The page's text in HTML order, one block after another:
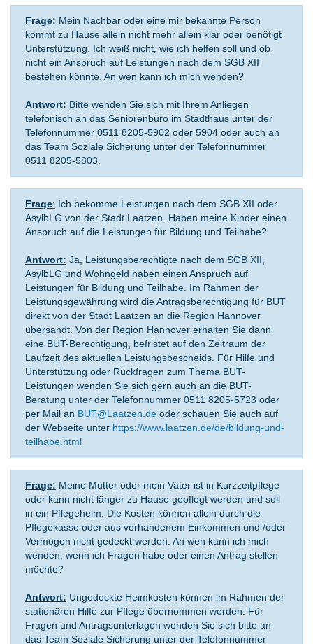
Frage: Mein Nachbar oder eine mir bekannte Person
kommt zu Hause allein nicht mehr allein klar oder benötigt
Unterstützung. Ich weiß nicht, wie ich helfen soll und ob
nicht ein Anspruch auf Leistungen nach dem SGB XII
bestehen könnte. An wen kann ich mich wenden?
Antwort: Bitte wenden Sie sich mit Ihrem Anliegen
telefonisch an das Seniorenbüro im Stadthaus unter der
Telefonnummer 0511 8205-5902 oder 5904 oder auch an
das Team Soziale Sicherung unter der Telefonnummer
0511 8205-5803.
Frage: Ich bekomme Leistungen nach dem SGB XII oder
AsylbLG von der Stadt Laatzen. Haben meine Kinder einen
Anspruch auf die Leistungen für Bildung und Teilhabe?
Antwort: Ja, Leistungsberechtigte nach dem SGB XII,
AsylbLG und Wohngeld haben einen Anspruch auf
Leistungen für Bildung und Teilhabe. Im Rahmen der
Leistungsgewährung wird die Antragsberechtigung für BUT
direkt von der Stadt Laatzen an die Region Hannover
übersandt. Von der Region Hannover erhalten Sie dann
eine BUT-Berechtigung, befristet auf den Zeitraum der
Laufzeit des aktuellen Leistungsbescheids. Für Hilfe und
Unterstützung oder Rückfragen zum Thema BUT-
Leistungen wenden Sie sich gern auch an die BUT-
Beratung unter der Telefonnummer 0511 8205-5723 oder
per Mail an BUT@Laatzen.de oder schauen Sie auch auf
der Webseite unter https://www.laatzen.de/de/bildung-und-
teilhabe.html
Frage: Meine Mutter oder mein Vater ist in Kurzzeitpflege
oder kann nicht länger zu Hause gepflegt werden und soll
in ein Pflegeheim. Die Kosten können allein durch die
Pflegekasse oder aus vorhandenem Einkommen und /oder
Vermögen nicht gedeckt werden. An wen kann ich mich
wenden, wenn ich Fragen habe oder einen Antrag stellen
möchte?
Antwort: Ungedeckte Heimkosten können im Rahmen der
stationären Hilfe zur Pflege übernommen werden. Für
Fragen und Antragsunterlagen wenden Sie sich bitte an
das Team Soziale Sicherung unter der Telefonnummer